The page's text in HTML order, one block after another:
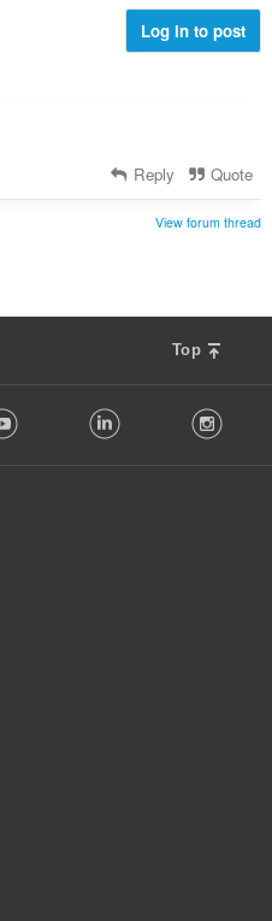
Log in to post
Reply Quote
View forum thread
Top
Youtube LinkedIn